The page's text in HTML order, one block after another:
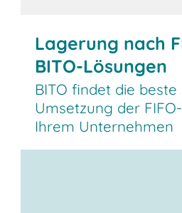
Lagerung nach
BITO-Lösungen
BITO findet die
Umsetzung der
Ihrem Unternehmen